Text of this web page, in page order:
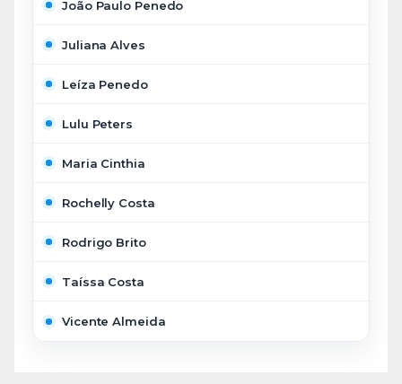
João Paulo Penedo
Juliana Alves
Leíza Penedo
Lulu Peters
Maria Cinthia
Rochelly Costa
Rodrigo Brito
Taíssa Costa
Vicente Almeida